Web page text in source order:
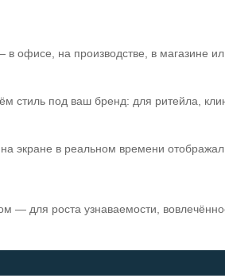
офисе, на производстве, в магазине
под ваш бренд: для ритейла,
экране в реальном времени
для роста узнаваемости,